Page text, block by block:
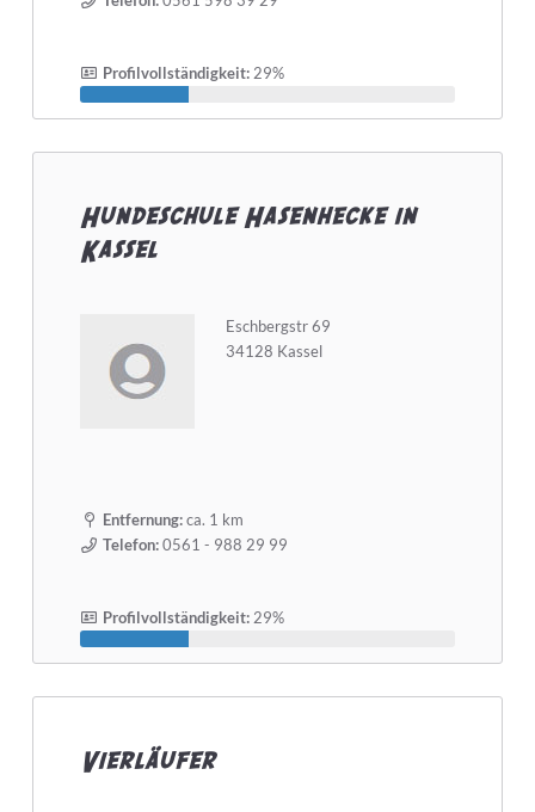
Profilvollständigkeit:29%
Hundeschule Hasenhecke in
Kassel
Eschbergstr 69
34128 Kassel
Entfernung:ca. 1 km
Telefon:0561 - 988 29 99
Profilvollständigkeit:29%
Vierläufer